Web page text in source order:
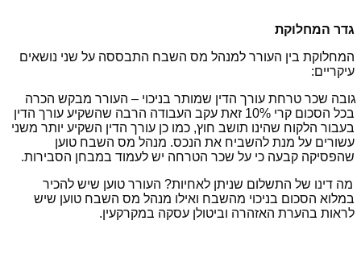
גדר המחלוקת
המחלוקת בין העורר למנהל מס השבח התבססה על שני נושאים
עיקריים:
גובה שכר טרחת עורך הדין שמותר בניכוי – העורר מבקש הכרה
בכל הסכום קרי 10% זאת עקב העבודה הרבה שהשקיע עורך הדין
בעבור הלקוח שהינו תושב חוץ, כמו כן עורך הדין השקיע יותר משני
עשורים על מנת להשביח את הנכס. מנהל מס השבח טוען
שהפסיקה קבעה כי על שכר הטרחה יש לעמוד במבחן הסבירות.
מה דינו של התשלום שניתן לאחיות? העורר טוען שיש להכיר
במלוא הסכום בניכוי מהשבח ואילו מנהל מס השבח טוען שיש
לראות בהערת האזהרה וביטולן עסקה במקרקעין.